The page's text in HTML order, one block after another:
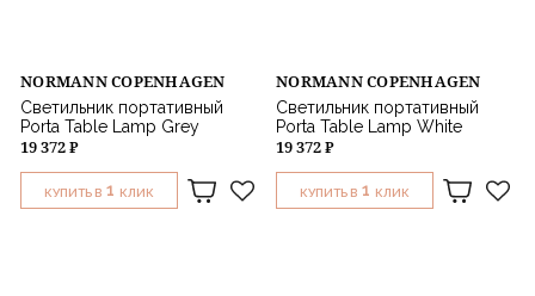
NORMANN COPENHAGEN
Светильник портативный
Porta Table Lamp Grey
19 372 ₽
КУПИТЬ В 1 КЛИК
NORMANN COPENHAGEN
Светильник портативный
Porta Table Lamp White
19 372 ₽
КУПИТЬ В 1 КЛИК